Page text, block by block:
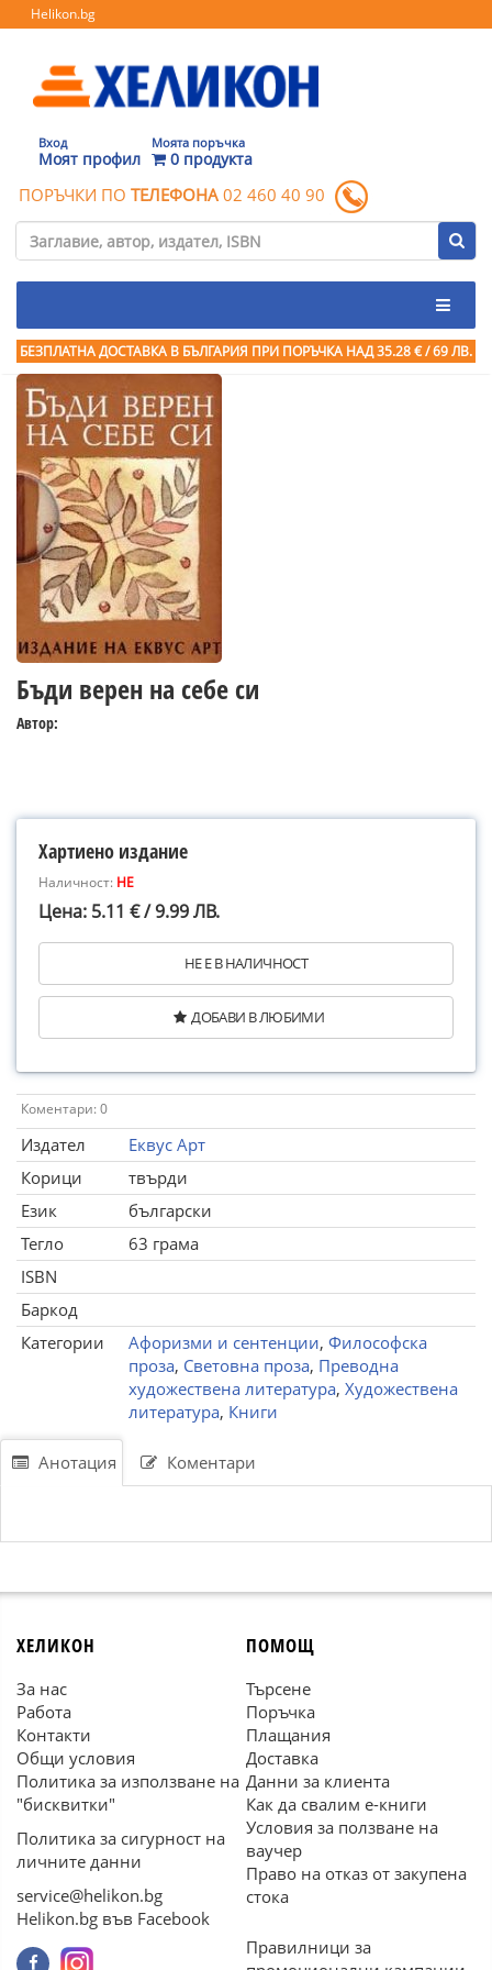
Helikon.bg
Вход
Моят профил
Моята поръчка
0 продукта
ПОРЪЧКИ ПО ТЕЛЕФОНА 02 460 40 90
БЕЗПЛАТНА ДОСТАВКА В БЪЛГАРИЯ ПРИ ПОРЪЧКА НАД 35.28 € / 69 ЛВ.
Бъди верен на себе си
Автор:
Хартиено издание
Наличност: НЕ
Цена: 5.11 € / 9.99 ЛВ.
НЕ Е В НАЛИЧНОСТ
ДОБАВИ В ЛЮБИМИ
Коментари: 0
Издател
Еквус Арт
Корици
твърди
Език
български
Тегло
63 грама
ISBN
Баркод
Категории
Афоризми и сентенции, Философска
проза, Световна проза, Преводна
художествена литература, Художествена
литература, Книги
Анотация Коментари
ХЕЛИКОН
За нас
Работа
Контакти
Общи условия
Политика за използване на
"бисквитки"
Политика за сигурност на
личните данни
service@helikon.bg
Helikon.bg във Facebook
ПОМОЩ
Търсене
Поръчка
Плащания
Доставка
Данни за клиента
Как да свалим е-книги
Условия за ползване на
ваучер
Право на отказ от закупена
стока
Правилници за